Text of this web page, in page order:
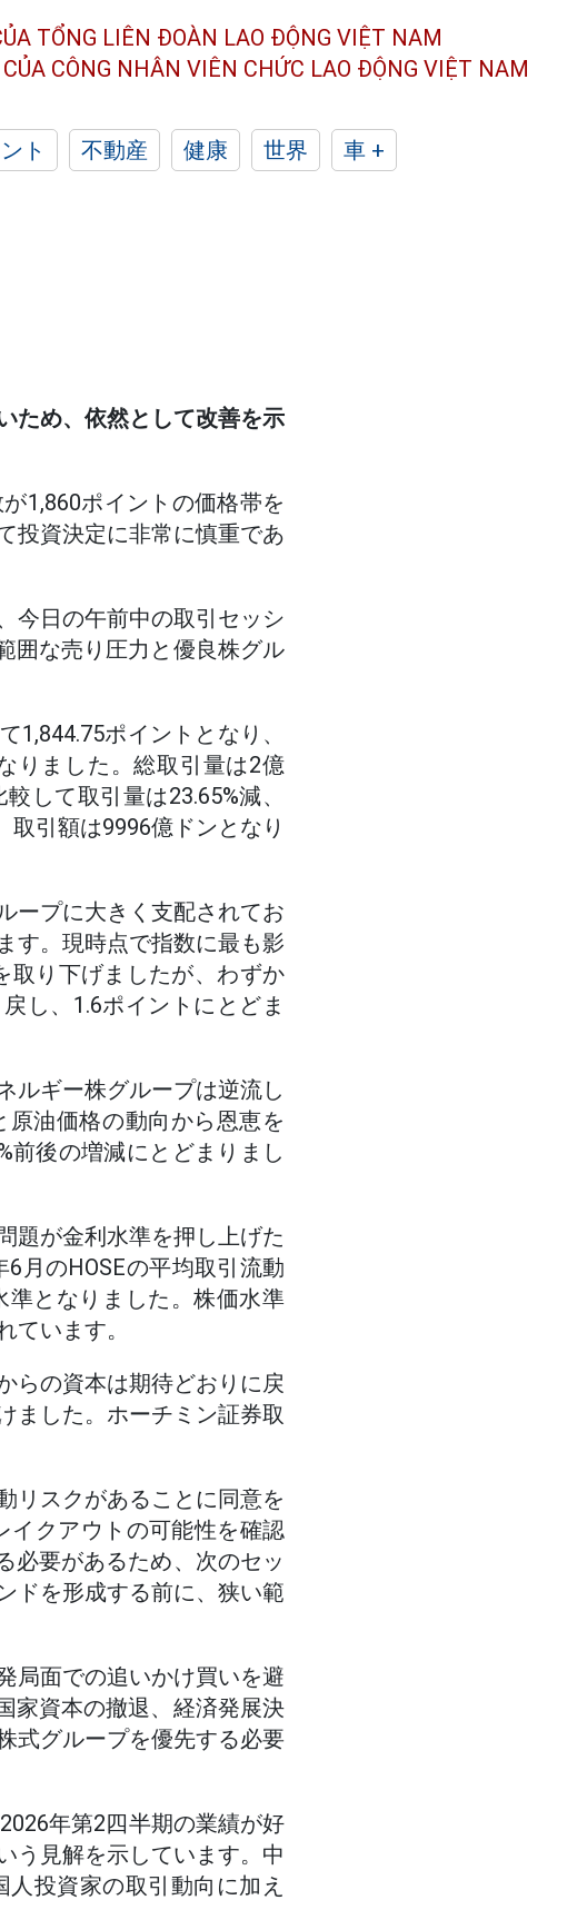
TỔNG LIÊN ĐOÀN LAO ĐỘNG VIỆT NAM
CÔNG NHÂN VIÊN CHỨC LAO ĐỘNG VIỆT NAM
ト 不動産 健康 世界
車 +
ため、依然として改善を示
1,860ポイントの価格帯を
投資決定に非常に慎重であ
今日の午前中の取引セッシ
囲な売り圧力と優良株グル
1,844.75ポイントとなり、
りました。総取引量は2億
して取引量は23.65%減、
引額は9996億ドンとなり
ープに大きく支配されてお
す。現時点で指数に最も影
取り下げましたが、わずか
し、1.6ポイントにとどま
ルギー株グループは逆流し
原油価格の動向から恩恵を
前後の増減にとどまりまし
題が金利水準を押し上げた
月のHOSEの平均取引流動
となりました。株価水準
います。
らの資本は期待どおりに戻
ました。ホーチミン証券取
リスクがあることに同意を
イクアウトの可能性を確認
必要があるため、次のセッ
ドを形成する前に、狭い範
局面での追いかけ買いを避
家資本の撤退、経済発展決
式グループを優先する必要
年第2四半期の業績が好
う見解を示しています。中
投資家の取引動向に加え